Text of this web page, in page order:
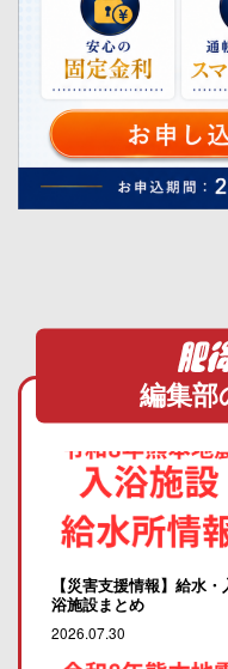
編集
【災害支援情報】給水・
浴施設まとめ
2026.07.30